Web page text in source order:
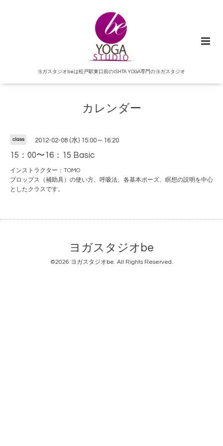
ヨガスタジオbeは松戸駅東口前のISHTA YOGA専門のヨガスタジオ
カレンダー
class 2012-02-08 (水) 15:00～16:20
15：00〜16：15 Basic
インストラクター：TOMO
プロップス（補助具）の使い方、呼吸法、各基本ポーズ、瞑想の説明を中心
としたクラスです。
ヨガスタジオbe
©2026 ヨガスタジオbe. All Rights Reserved.